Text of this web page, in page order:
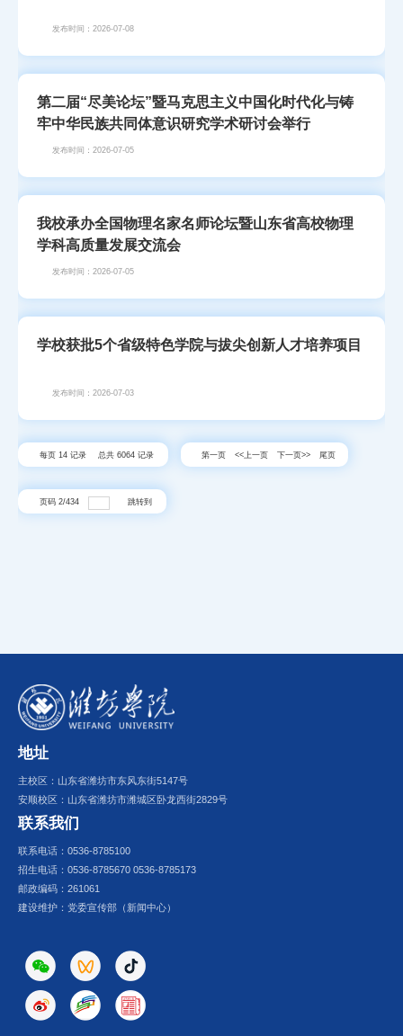
发布时间：2026-07-08
第二届“尽美论坛”暨马克思主义中国化时代化与铸
牢中华民族共同体意识研究学术研讨会举行
发布时间：2026-07-05
我校承办全国物理名家名师论坛暨山东省高校物理
学科高质量发展交流会
发布时间：2026-07-05
学校获批5个省级特色学院与拔尖创新人才培养项目
发布时间：2026-07-03
每页 14记录 总共 6064记录 第一页 <<上一页 下一页>> 尾页
页码 2/434 跳转到
地址
主校区：山东省潍坊市东风东街5147号
安顺校区：山东省潍坊市潍城区卧龙西街2829号
联系我们
联系电话：0536-8785100
招生电话：0536-8785670 0536-8785173
邮政编码：261061
建设维护：党委宣传部（新闻中心）